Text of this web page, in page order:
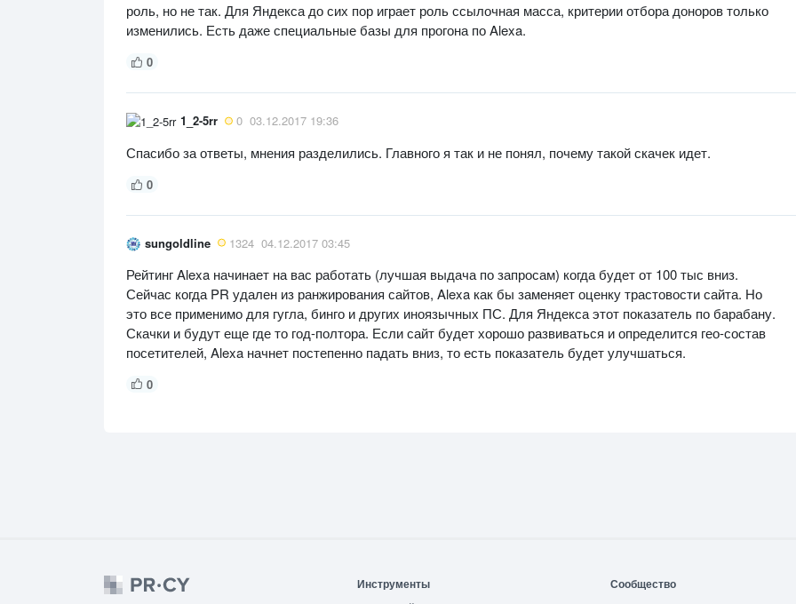
роль, но не так. Для Яндекса до сих пор играет роль ссылочная масса, критерии отбора доноров только
изменились. Есть даже специальные базы для прогона по Alexa.
0
1_2-5rr 0 03.12.2017 19:36
Спасибо за ответы, мнения разделились. Главного я так и не понял, почему такой скачек идет.
0
sungoldline 1324 04.12.2017 03:45
Рейтинг Alexa начинает на вас работать (лучшая выдача по запросам) когда будет от 100 тыс вниз.
Сейчас когда PR удален из ранжирования сайтов, Alexa как бы заменяет оценку трастовости сайта. Но
это все применимо для гугла, бинго и других иноязычных ПС. Для Яндекса этот показатель по барабану.
Скачки и будут еще где то год-полтора. Если сайт будет хорошо развиваться и определится гео-состав
посетителей, Alexa начнет постепенно падать вниз, то есть показатель будет улучшаться.
0
Инструменты Сообщество